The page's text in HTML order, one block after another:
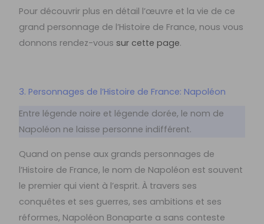
Pour découvrir plus en détail l’œuvre et la vie de ce
grand personnage de l’Histoire de France, nous vous
donnons rendez-vous sur cette page.
3. Personnages de l’Histoire de France: Napoléon
Entre légende noire et légende dorée, le nom de
Napoléon ne laisse personne indifférent.
Quand on pense aux grands personnages de
l’Histoire de France, le nom de Napoléon est souvent
le premier qui vient à l’esprit. À travers ses
conquêtes et ses guerres, ses ambitions et ses
réformes, Napoléon Bonaparte a sans conteste